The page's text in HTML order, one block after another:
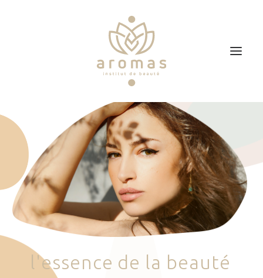
Soins
Je veux faire un bon cadeau
Plan d’accès
Prendre RDV
'essence de la beauté